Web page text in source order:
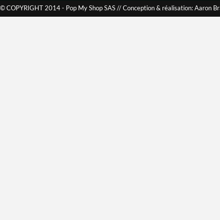
© COPYRIGHT 2014 - Pop My Shop SAS // Conception & réalisation: Aaron